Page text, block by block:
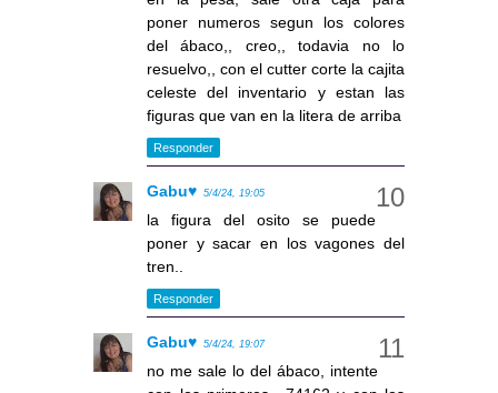
poner numeros segun los colores
del ábaco,, creo,, todavia no lo
resuelvo,, con el cutter corte la cajita
celeste del inventario y estan las
figuras que van en la litera de arriba
Responder
Gabu♥ 5/4/24, 19:05
la figura del osito se puede
poner y sacar en los vagones del
tren..
Responder
Gabu♥ 5/4/24, 19:07
no me sale lo del ábaco, intente